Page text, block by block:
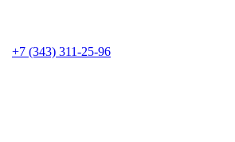
+7 (343) 311-25-96